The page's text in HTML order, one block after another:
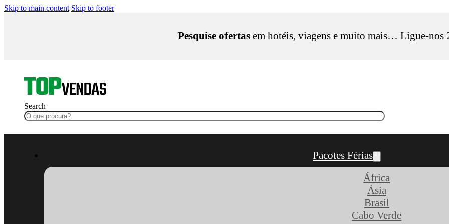
Skip to main content Skip to footer
Pesquise ofertasem hotéis, viagens e muito mais… Ligue-nos
Search
Pacotes Férias
África
Ásia
Brasil
Cabo Verde